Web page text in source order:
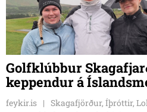
Golfklúbbur
keppendur á
feykir.is Skagafjörður, Íþróttir,